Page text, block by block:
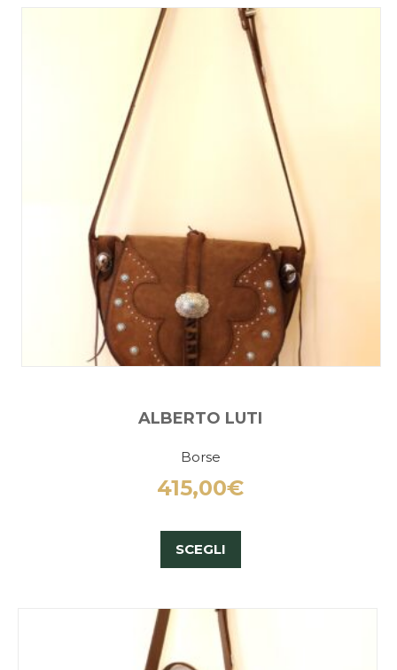
ALBERTO LUTI
Borse
415,00€
SCEGLI